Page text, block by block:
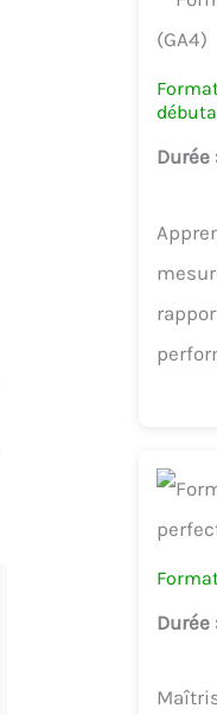
Durée
Durée